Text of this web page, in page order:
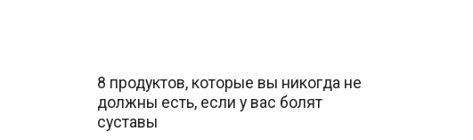
8 продуктов, которые вы никогда не
должны есть, если у вас болят
суставы